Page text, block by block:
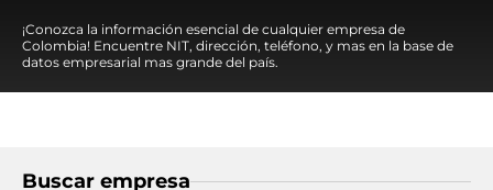
¡Conozca la información esencial de cualquier empresa de
Colombia! Encuentre NIT, dirección, teléfono, y mas en la base de
datos empresarial mas grande del país.
Buscar empresa